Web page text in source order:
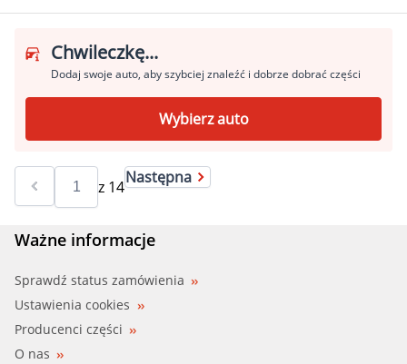
Chwileczkę...
Dodaj swoje auto, aby szybciej znaleźć i dobrze dobrać części
Wybierz auto
z 14Następna
Ważne informacje
Sprawdź status zamówienia
Ustawienia cookies
Producenci części
O nas